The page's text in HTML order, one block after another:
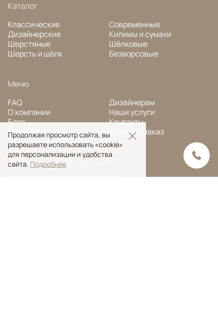
Каталог
Классические
Дизайнерские
Шерстяные
Шерсть и шёлк
Современные
Килимы и сумахи
Шёлковые
Безворсовые
Меню
FAQ
О компании
Блог
Портфолио
Дизайнерам
Наши услуги
Контакты
Ковры на заказ
© Ansy Carpet Company 2005 — 2026
Продолжая просмотр сайта, вы
разрешаете использовать «cookie»
для персонализации и удобства
сайта. Подробнее